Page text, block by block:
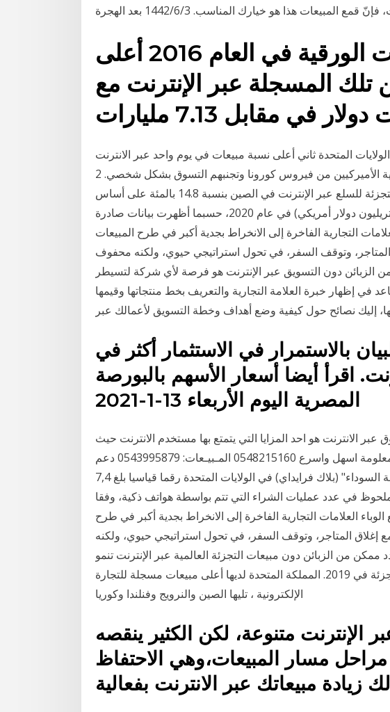
المبيعات هذا هو خيارك المناسب. 3‏‏/6‏‏/1442 بعد الهجرة
وكانت المبيعات الورقية في العام 2016 أعلى
المسجلة عبر الإنترنت مع
المتحدة ثاني أعلى نسبة مبيعات في يوم واحد عبر الانترنت
على الاطلاق، مع خشية الأميركيين من فيروس كورونا وتجنبهم التسوق بشكل شخصي. 2 days ago · بكين
20 يناير 2021 (شينخوا) ارتفعت مبيعات التجزئة للسلع عبر الإنترنت في الصين بنسبة 14.8 بالمئة على أساس
سنوي لتبلغ 9.8 تريليون يوان (حوالي 1.5 تريليون دولار أمريكي) في عام 2020، حسبما أظهرت بيانات صادرة
التجارية الفاخرة إلى الانخراط بجدية أكبر في طرح المبيعات
المتاجر، وتوقف السفر، في تحول استراتيجي حيوي، ولكنه محفوف
الزبائن دون التسويق عبر الإنترنت هو فرصة لأي شركة لتسيطر
في إظهار خبرة العلامة التجارية والتعريف بخط منتجاتها وقيمها
إليك نصائح حول كيفية وضع أهداف وخطة التسويق لأعمالك عبر
بالاستمرار في الاستثمار أكثر في
اقرأ أيضا أسعار الأسهم بالبورصة
المصرية اليوم الأربعاء 13-1-2021
الانترنت هو احد المزايا التي يتمتع بها مستخدم الانترنت حيث
اصبح مع التقدم التكنولوجي الوصول الي معلومة اسهل واسرع 0548215160 المـبيـعات: 0543995879 دعم
سجلت المبيعات عبر الإنترنت في "الجمعة السوداء" (بلاك فرايداي) في الولايات المتحدة رقما قياسيا بلغ 7,4
ملحوظ في عدد عمليات الشراء التي تتم بواسطة هواتف ذكية، وفقا
العلامات التجارية الفاخرة إلى الانخراط بجدية أكبر في طرح
إغلاق المتاجر، وتوقف السفر، في تحول استراتيجي حيوي، ولكنه
من الزبائن دون مبيعات التجزئة العالمية عبر الإنترنت تنمو
وتقدر للوصول 8.8٪ من إجمالي إنفاق التجزئة في 2019. المملكة المتحدة لديها أعلى مبيعات مسجلة للتجارة
الإلكترونية ، تليها الصين والنرويج وفنلندا وكوريا
الإنترنت متنوعة، لكن الكثير ينقصه
مسار المبيعات،وهي الاحتفاظ
زيادة مبيعاتك عبر الانترنت بفعالية